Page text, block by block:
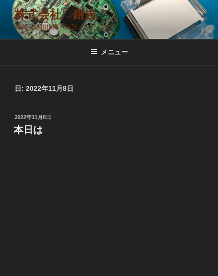
ン
株式会社 鎌吉
神奈川県相模原市緑区より発信中
メニュー
日: 2022年11月8日
投
稿
日:
2022年11月8日
本日は